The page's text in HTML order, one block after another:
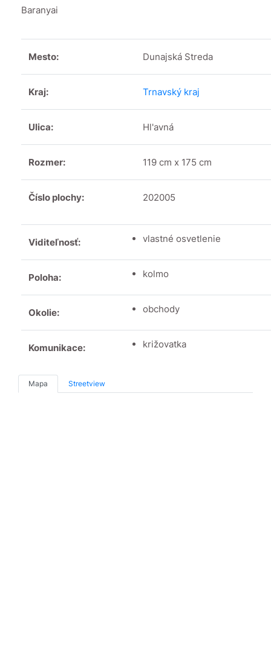
Baranyai
Mesto: Dunajská Streda
Kraj: Trnavský kraj
Ulica: Hl'avná
Rozmer: 119 cm x 175 cm
Číslo plochy: 202005
Viditeľnosť: vlastné osvetlenie
Poloha: kolmo
Okolie: obchody
Komunikace: križovatka
Mapa Streetview